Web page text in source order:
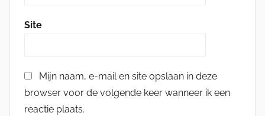
Site
Mijn naam, e-mail en site opslaan in deze
browser voor de volgende keer wanneer ik een
reactie plaats.